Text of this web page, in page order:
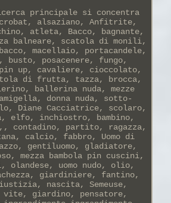
principale si concentra
alsaziano, Anfitrite,
atleta, Bacco, bagnante,
balneare, scatola di monili,
macellaio, portacandele,
posacenere, fungo,
up, cavaliere, cioccolato,
di frutta, tazza, brocca,
ballerina nuda, mezze
donna nuda, sotto-
Diane Cacciatrice, scolaro,
elfo, inchiostro, bambino,
contadino, partito, ragazza,
calcio, fabbro, Uomo di
gentiluomo, gladiatore,
mezza bambola pin cuscini,
olandese, uomo nudo, olio,
giardiniere, fantino,
nascita, Semeuse,
giardino, pensatore,